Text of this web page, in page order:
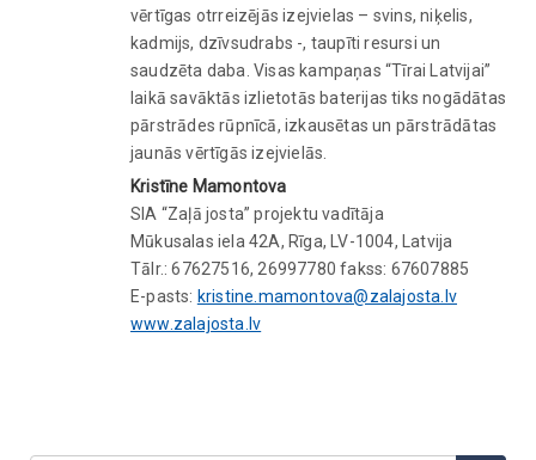
vērtīgas otrreizējās izejvielas – svins, niķelis,
kadmijs, dzīvsudrabs -, taupīti resursi un
saudzēta daba. Visas kampaņas “Tīrai Latvijai”
laikā savāktās izlietotās baterijas tiks nogādātas
pārstrādes rūpnīcā, izkausētas un pārstrādātas
jaunās vērtīgās izejvielās.
Kristīne Mamontova
SIA “Zaļā josta” projektu vadītāja
Mūkusalas iela 42A, Rīga, LV-1004, Latvija
Tālr.: 67627516, 26997780 fakss: 67607885
E-pasts: kristine.mamontova@zalajosta.lv
www.zalajosta.lv